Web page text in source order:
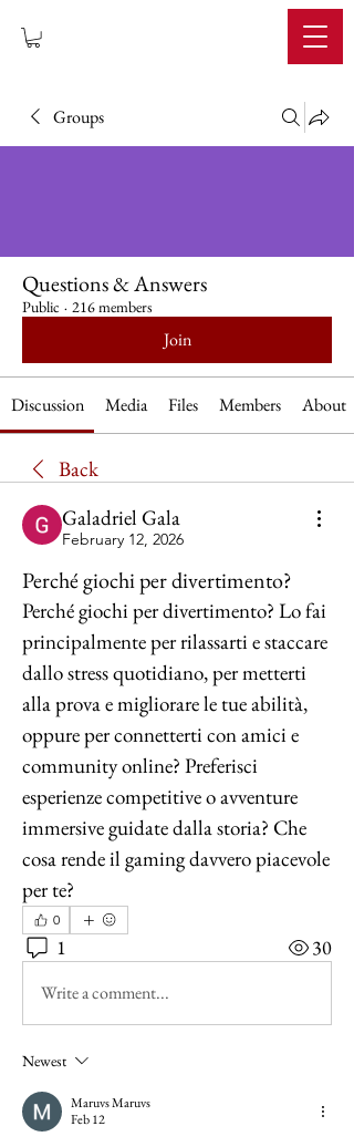
Groups
Questions & Answers
Public · 216 members
Join
Discussion Media Files Members About
Back
Galadriel Gala
February 12, 2026
Perché giochi per divertimento?
Perché giochi per divertimento? Lo fai
principalmente per rilassarti e staccare
dallo stress quotidiano, per metterti
alla prova e migliorare le tue abilità,
oppure per connetterti con amici e
community online? Preferisci
esperienze competitive o avventure
immersive guidate dalla storia? Che
cosa rende il gaming davvero piacevole
per te?
0
1 30
Write a comment...
Newest
Maruvs Maruvs
Feb 12